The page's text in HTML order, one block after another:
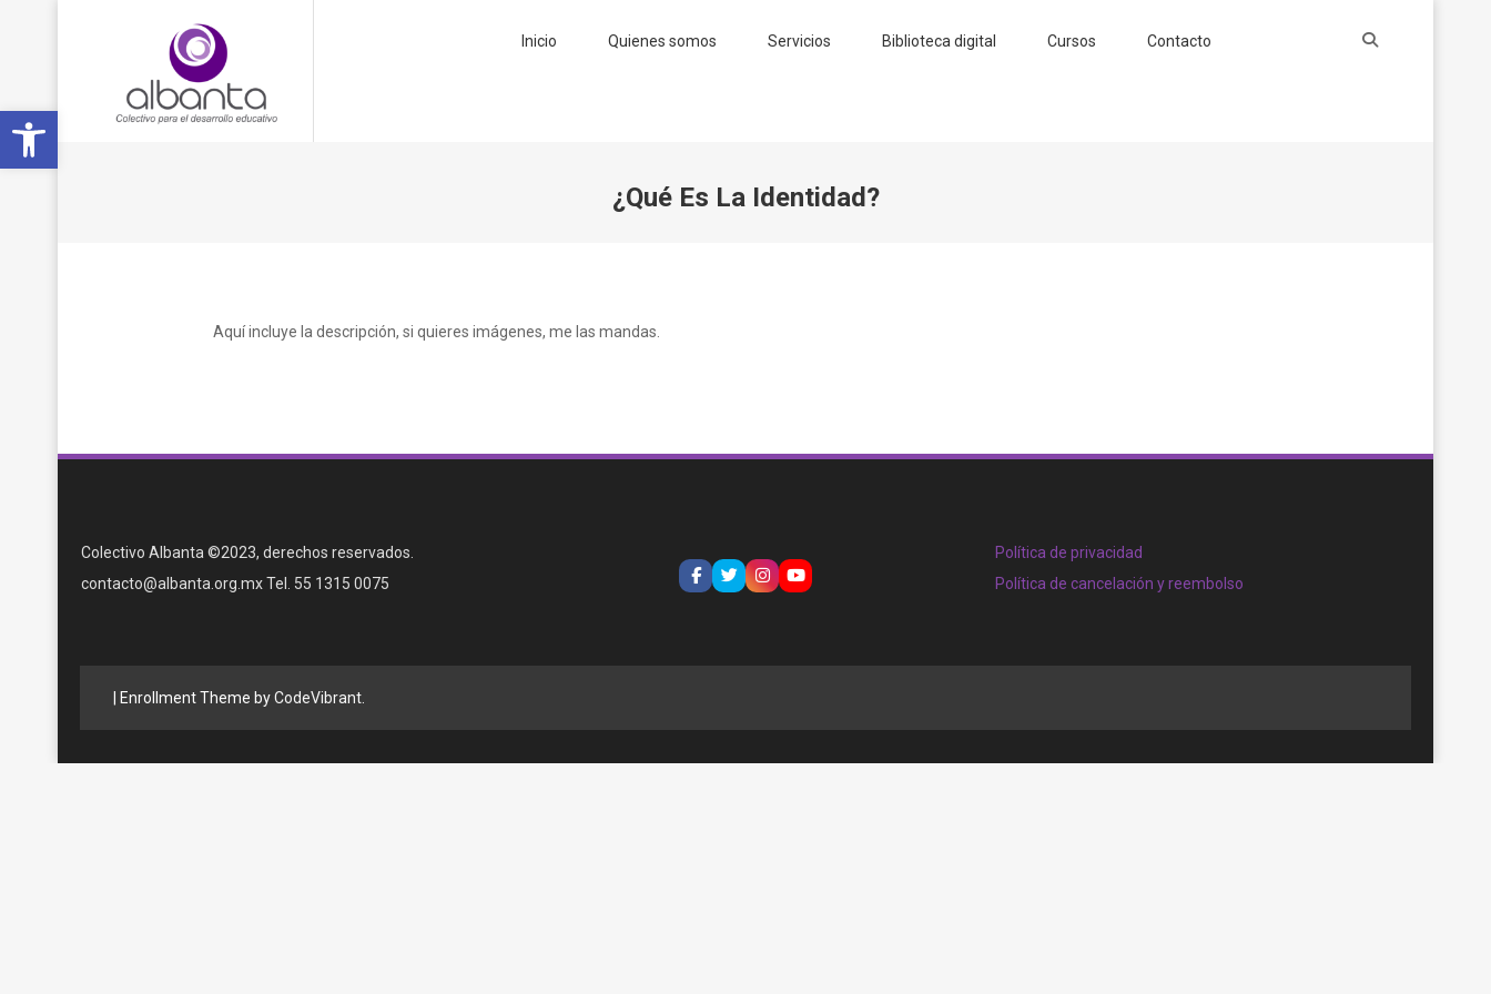
Open toolbar
Inicio Quienes somos Servicios Biblioteca digital Cursos Contacto
¿Qué Es La Identidad?
Aquí incluye la descripción, si quieres imágenes, me las mandas.
Colectivo Albanta ©2023, derechos reservados.
contacto@albanta.org.mx Tel. 55 1315 0075
Política de privacidad
Política de cancelación y reembolso
| Enrollment Theme byCodeVibrant